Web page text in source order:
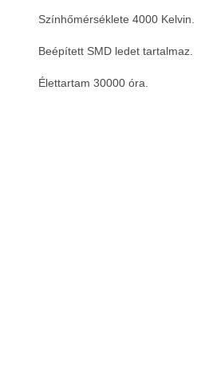
Színhőmérséklete 4000 Kelvin.
Beépített SMD ledet tartalmaz.
Élettartam 30000 óra.